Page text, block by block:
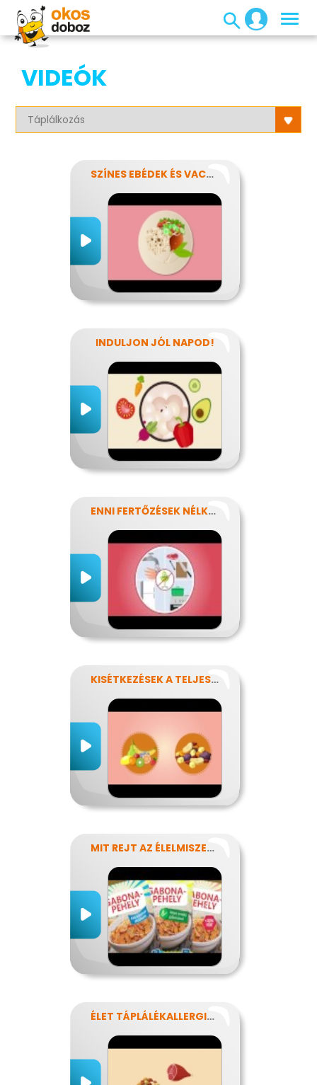
VIDEÓK
SZÍNES EBÉDEK ÉS VACSORÁK
INDULJON JÓL NAPOD!
ENNI FERTŐZÉSEK NÉLKÜL
KISÉTKEZÉSEK A TELJESÍTMÉNYÉRT
MIT REJT AZ ÉLELMISZERCÍMKE?
ÉLET TÁPLÁLÉKALLERGIÁVAL